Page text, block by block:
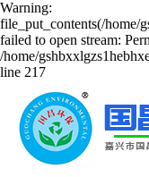
Warning:
file_put_contents(/home/
failed to open stream:
/home/
line 217
冷风机厂家谈冷